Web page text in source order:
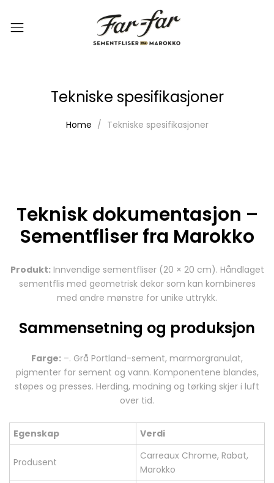
Tekniske spesifikasjoner
Home Tekniske spesifikasjoner
Teknisk dokumentasjon –
Sementfliser fra Marokko
Produkt:Innvendige sementfliser (20 × 20 cm). Håndlaget
sementflis med geometrisk dekor som kan kombineres
med andre mønstre for unike uttrykk.
Sammensetning og produksjon
Farge: –. Grå Portland-sement, marmorgranulat,
pigmenter for sement og vann. Komponentene blandes,
støpes og presses. Herding, modning og tørking skjer i luft
over tid.
Egenskap Verdi
Produsent
Carreaux Chrome, Rabat,
Marokko